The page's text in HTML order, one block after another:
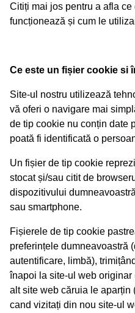
Citiți mai jos pentru a afla
funcționează și cum le
Ce este un fișier cookie si
Site-ul nostru utilizează
vă oferi o navigare mai
de tip cookie nu conțin date
poată fi identificată o
Un fișier de tip cookie
stocat și/sau citit de
dispozitivului
sau smartphone.
Fișierele de tip cookie
preferințele dumneavoastră
autentificare, limbă),
înapoi la site-ul web originar
alt site web căruia le aparțin
cand vizitați din nou site-ul